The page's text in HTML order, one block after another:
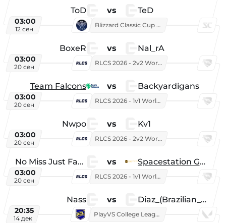
ToD vs TeD
03:00
12 сен
Blizzard Classic Cup 2026
BoxeR vs Nal_rA
03:00
20 сен
RLCS 2026 - 2v2 World Championship
Team Falcons vs Backyardigans
03:00
20 сен
RLCS 2026 - 1v1 World Championship
Nwpo vs Kv1
03:00
20 сен
RLCS 2026 - 2v2 World Championship
No Miss Just Fake vs Spacestation Gaming
03:00
20 сен
RLCS 2026 - 1v1 World Championship
Nass vs Diaz_(Brazilian_Player)
20:35
14 дек
PlayVS College League 2025: Fall